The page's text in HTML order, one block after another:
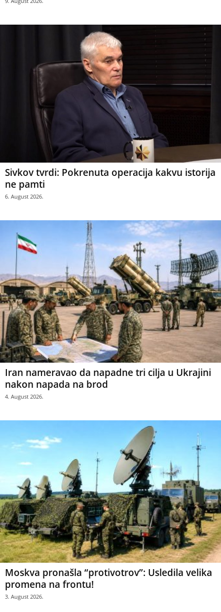
Sivkov tvrdi: Pokrenuta operacija kakvu istorija
ne pamti
6. August 2026.
Iran nameravao da napadne tri cilja u Ukrajini
nakon napada na brod
4. August 2026.
Moskva pronašla “protivotrov”: Usledila velika
promena na frontu!
3. August 2026.